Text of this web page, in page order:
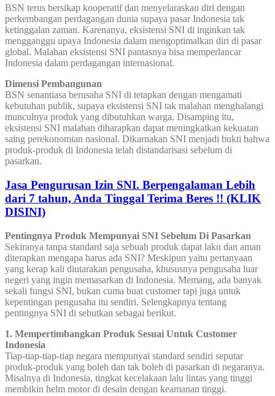
BSN terus bersikap kooperatif dan menyelaraskan diri dengan
perkembangan perdagangan dunia supaya pasar Indonesia tak
ketinggalan zaman. Karenanya, eksistensi SNI di inginkan tak
mengganggu upaya Indonesia dalam mengoptimalkan diri di pasar
global. Malahan eksistensi SNI pantasnya bisa memperlancar
Indonesia dalam perdagangan internasional.
Dimensi Pembangunan
BSN senantiasa berusaha SNI di tetapkan dengan mengamati
kebutuhan publik, supaya eksistensi SNI tak malahan menghalangi
munculnya produk yang dibutuhkan warga. Disamping itu,
eksistensi SNI malahan diharapkan dapat meningkatkan kekuatan
saing perekonomian nasional. Dikarnakan SNI menjadi bukti bahwa
produk-produk di Indonesia telah distandarisasi sebelum di
pasarkan.
Jasa Pengurusan Izin SNI. Berpengalaman Lebih
dari 7 tahun, Anda Tinggal Terima Beres !! (KLIK
DISINI)
Pentingnya Produk Mempunyai SNI Sebelum Di Pasarkan
Sekiranya tanpa standard saja sebuah produk dapat laku dan aman
diterapkan mengapa harus ada SNI? Meskipun yaitu pertanyaan
yang kerap kali diutarakan pengusaha, khususnya pengusaha luar
negeri yang ingin memasarkan di Indonesia. Memang, ada banyak
sekali fungsi SNI, bukan cuma buat customer tapi juga untuk
kepentingan pengusaha itu sendiri. Selengkapnya tentang
pentingnya SNI di sebutkan sebagai berikut.
1. Mempertimbangkan Produk Sesuai Untuk Customer
Indonesia
Tiap-tiap-tiap-tiap negara mempunyai standard sendiri seputar
produk-produk yang boleh dan tak boleh di pasarkan di negaranya.
Misalnya di Indonesia, tingkat kecelakaan lalu lintas yang tinggi
membikin helm motor di desain dengan keamanan tinggi.